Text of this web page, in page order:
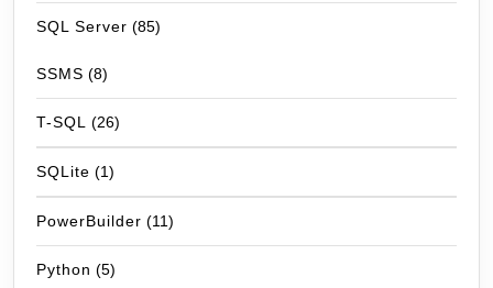
SQL Server (85)
SSMS (8)
T-SQL (26)
SQLite (1)
PowerBuilder (11)
Python (5)